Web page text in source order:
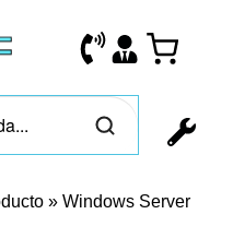
» Windows Server